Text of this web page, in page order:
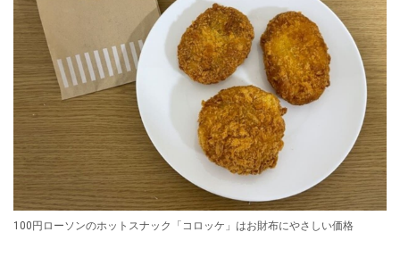
100円ローソンのホットスナック「コロッケ」はお財布にやさしい価格